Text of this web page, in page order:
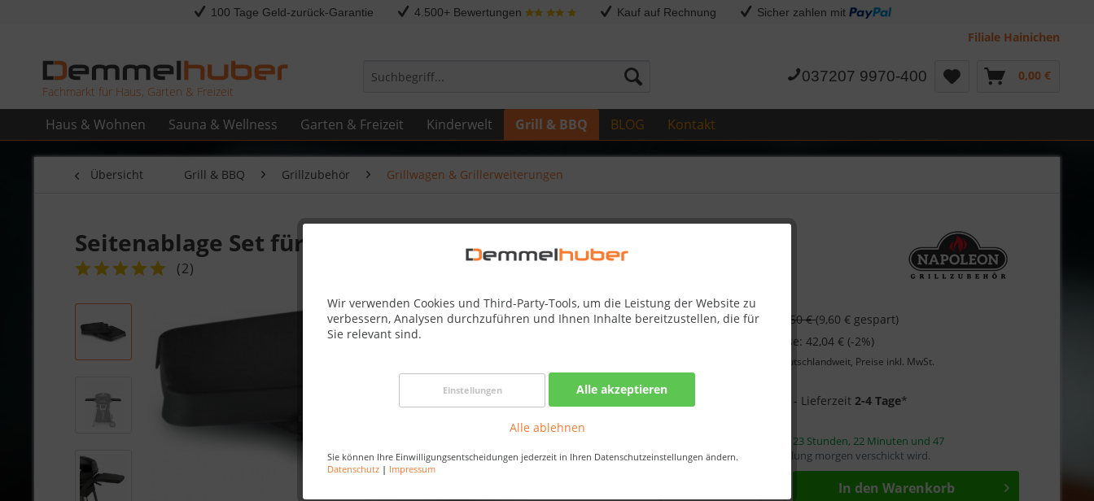
100 Tage Geld-zurück-Garantie 4.500+ Bewertungen Kauf auf Rechnung Sicher zahlen mit
Filiale Hainichen
Fachmarkt für Haus, Garten & Freizeit
037207 9970-400 0,00 €
Haus & Wohnen Sauna & Wellness Garten & Freizeit Kinderwelt Grill & BBQ BLOG Kontakt
Wir verwenden Cookies und Third-Party-Tools, um die Leistung der Website zu
verbessern, Analysen durchzuführen und Ihnen Inhalte bereitzustellen, die für
Sie relevant sind.
Einstellungen Alle akzeptieren
Alle ablehnen
Sie können Ihre Einwilligungsentscheidungen jederzeit in Ihren Datenschutzeinstellungen ändern.
Datenschutz | Impressum
Übersicht Grill & BBQ Grillzubehör Grillwagen & Grillerweiterungen
Seitenablage Set für TravelQ™ PRO285
(2)
42,90 € 52,50 €(9,60 € gespart)
Skonto-Preis bei Vorkasse: 42,04 € (-2%)
deutschlandweit, Preise inkl. MwSt.
- Lieferzeit2-4 Tage*
23 Stunden, 22 Minuten und 46
Sekunden, damit die Bestellung morgen verschickt wird.
In den Warenkorb